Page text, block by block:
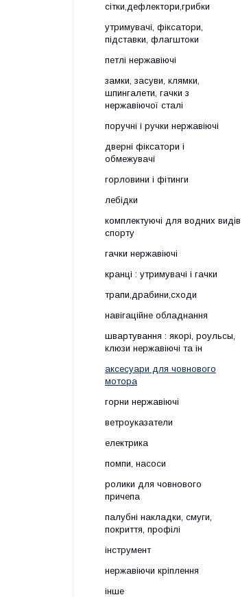
сітки,дефлектори,грибки
утримувачі, фіксатори,
підставки, флагштоки
петлі нержавіючі
замки, засуви, клямки,
шпингалети, гачки з
нержавіючої сталі
поручні і ручки нержавіючі
дверні фіксатори і
обмежувачі
горловини і фітинги
лебідки
комплектуючі для водних видів
спорту
гачки нержавіючі
кранці : утримувачі і гачки
трапи,драбини,сходи
навігаційне обладнання
швартування : якорі, роульсы,
клюзи нержавіючі та ін
аксесуари для човнового
мотора
горни нержавіючі
ветроуказатели
електрика
помпи, насоси
ролики для човнового
причепа
палубні накладки, смуги,
покриття, профілі
інструмент
нержавіючи кріплення
інше